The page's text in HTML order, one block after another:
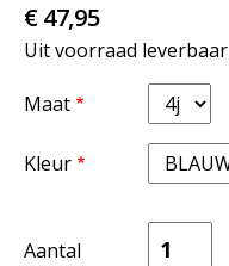
€ 47,95
Uit voorraad leverbaar
Maat
Kleur
Aantal